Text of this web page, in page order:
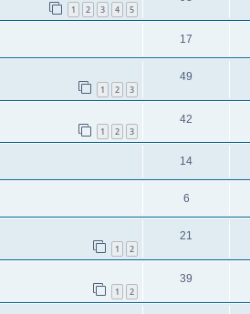
1 2 3 4 5
17
1 2 3
49
1 2 3
42
14
6
1 2
21
1 2
39